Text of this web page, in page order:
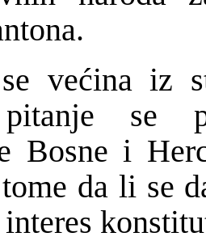
većina iz
se
Bosne i
da li se